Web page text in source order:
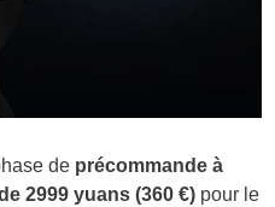
de précommande à
2999 yuans (360 €) pour le